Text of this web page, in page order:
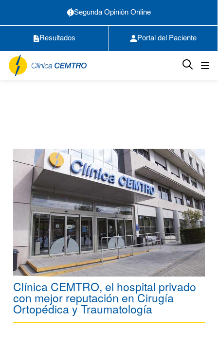
Segunda Opinión Online
Resultados Portal del Paciente
Clínica CEMTRO, el hospital privado
con mejor reputación en Cirugía
Ortopédica y Traumatología